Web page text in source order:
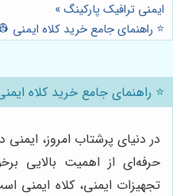
ایمنی ترافیک پارکینگ»
⭐️ راهنمای جامع خرید کلاه ایمنی
⭐️ راهنمای جامع خرید کلاه
در دنیای پرشتاب امروز،
حرفه‌ای از اهمیت بالایی
تجهیزات ایمنی، کلاه